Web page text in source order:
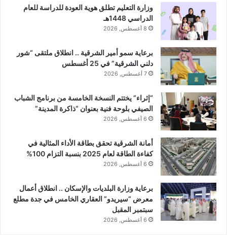
وزارة التعليم تطلق هوية العودة للدراسة للعام
الدراسي 1448هـ
8 أغسطس, 2026
برعاية سمو أمير الشرقية .. انطلاق ملتقى “شور
دلني الشرقية” في 25 أغسطس
7 أغسطس, 2026
“إثراء” يختتم النسخة الخامسة من برنامج الشباب
الصيفي بلوحة فنية بعنوان “ذاكرة المدينة”
6 أغسطس, 2026
أمانة الشرقية تحقق بطاقة الأداء المثالية في
كفاءة الطاقة لعام 2025 بنسبة التزام 100%
6 أغسطس, 2026
برعاية وزارة البلديات والإسكان .. انطلاق أعمال
معرض “سيريدو” العقاري الخامس في جدة مطلع
سبتمبر المقبل
6 أغسطس, 2026